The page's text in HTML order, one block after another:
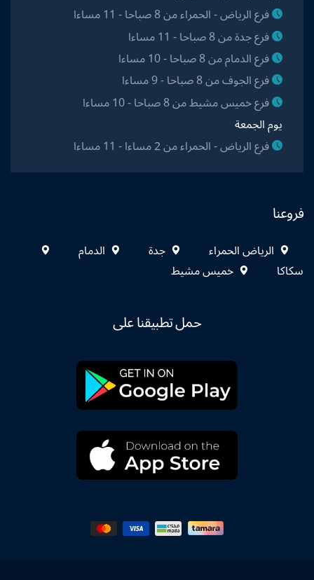
فرع الرياض - الحمراء من 8 صباحا - 11 مساءا
فرع جدة من 8 صباحا - 11 مساءا
فرع الدمام من 8 صباحا - 10 مساءا
فرع الجوف من 8 صباحا - 9 مساءا
فرع خميس مشيط من 8 صباحا - 10 مساءا
يوم الجمعة
فرع الرياض - الحمراء من 2 مساءا - 11 مساءا
فروعنا
الرياض الحمراء جدة
الدمام
سكاكا
خميس مشيط
حمل تطبيقنا على